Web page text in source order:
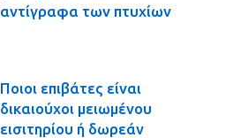
αντίγραφα των πτυχίων
Ποιοι επιβάτες είναι
δικαιούχοι μειωμένου
εισιτηρίου ή δωρεάν